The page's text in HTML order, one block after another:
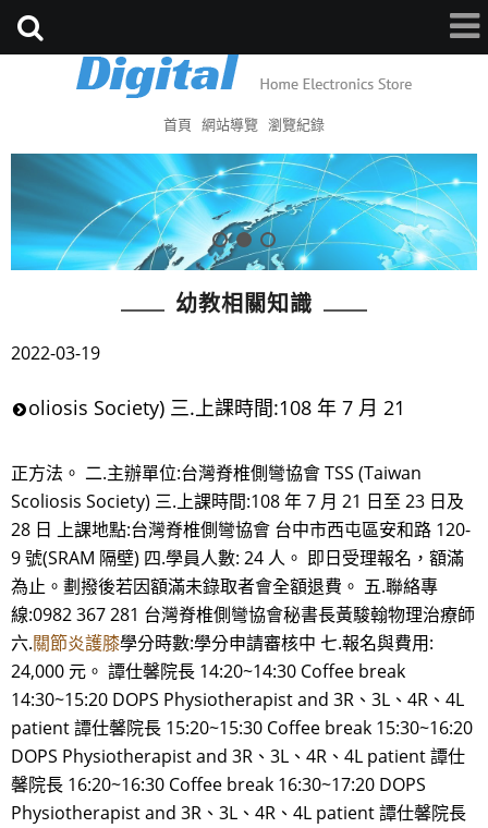
首頁 網站導覽 瀏覽紀錄
幼教相關知識
2022-03-19
oliosis Society) 三.上課時間:108 年 7 月 21
正方法。 二.主辦單位:台灣脊椎側彎協會 TSS (Taiwan
Scoliosis Society) 三.上課時間:108 年 7 月 21 日至 23 日及
28 日 上課地點:台灣脊椎側彎協會 台中市西屯區安和路 120-
9 號(SRAM 隔壁) 四.學員人數: 24 人。 即日受理報名，額滿
為止。劃撥後若因額滿未錄取者會全額退費。 五.聯絡專
線:0982 367 281 台灣脊椎側彎協會秘書長黃駿翰物理治療師
六.關節炎護膝學分時數:學分申請審核中 七.報名與費用:
24,000 元。 譚仕馨院長 14:20~14:30 Coffee break
14:30~15:20 DOPS Physiotherapist and 3R、3L、4R、4L
patient 譚仕馨院長 15:20~15:30 Coffee break 15:30~16:20
DOPS Physiotherapist and 3R、3L、4R、4L patient 譚仕
馨院長 16:20~16:30 Coffee break 16:30~17:20 DOPS
Physiotherapist and 3R、3L、4R、4L patient 譚仕馨院長